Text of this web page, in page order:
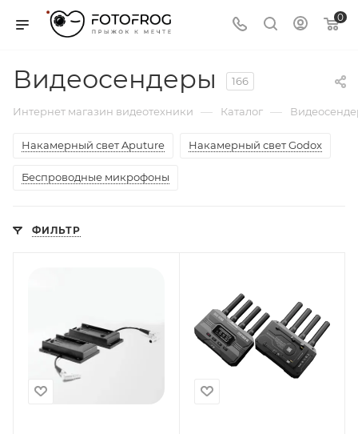
0
Видеосендеры 166
Интернет магазин видеотехники — Каталог —
Накамерный свет Aputure Накамерный свет Godox
Беспроводные микрофоны
ФИЛЬТР